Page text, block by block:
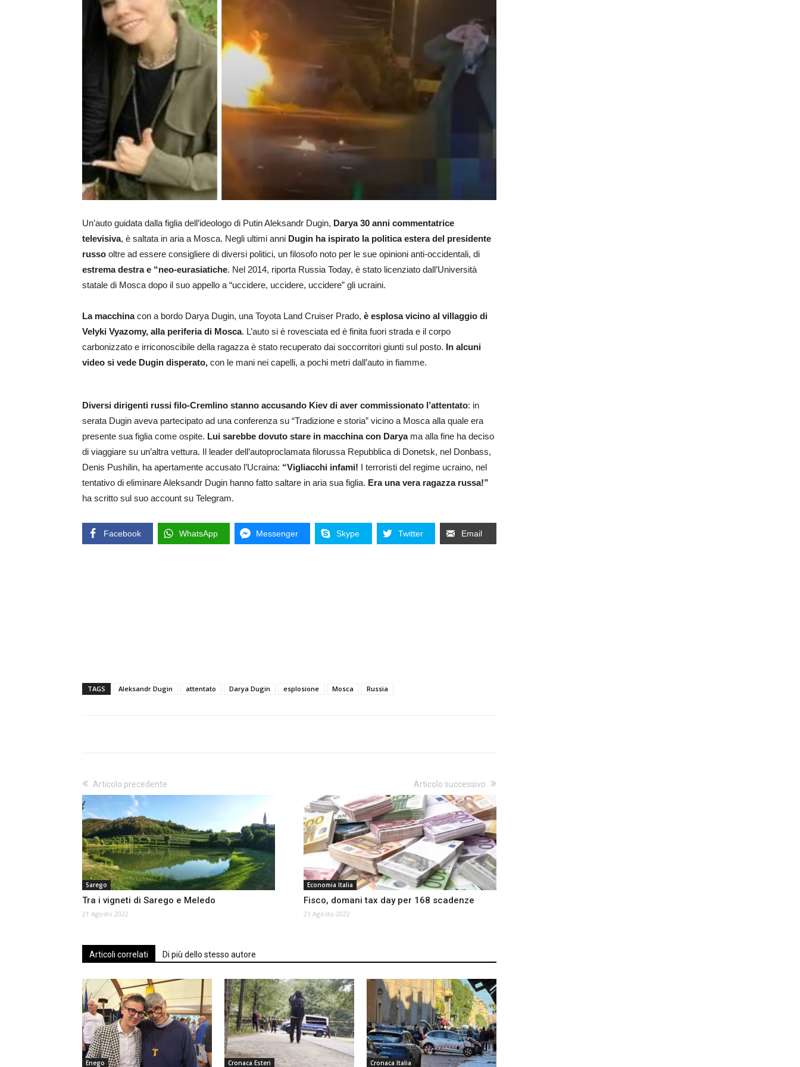
Un’auto guidata dalla figlia dell’ideologo di Putin Aleksandr Dugin, Darya 30 anni commentatrice
televisiva, è saltata in aria a Mosca. Negli ultimi anni Dugin ha ispirato la politica estera del presidente
russo oltre ad essere consigliere di diversi politici, un filosofo noto per le sue opinioni anti-occidentali, di
estrema destra e “neo-eurasiatiche. Nel 2014, riporta Russia Today, è stato licenziato dall’Università
statale di Mosca dopo il suo appello a “uccidere, uccidere, uccidere” gli ucraini.
La macchinacon a bordo Darya Dugin, una Toyota Land Cruiser Prado, è esplosa vicino al villaggio di
Velyki Vyazomy, alla periferia di Mosca. L’auto si è rovesciata ed è finita fuori strada e il corpo
carbonizzato e irriconoscibile della ragazza è stato recuperato dai soccorritori giunti sul posto. In alcuni
video si vede Dugin disperato, con le mani nei capelli, a pochi metri dall’auto in fiamme.
Diversi dirigenti russi filo-Cremlino stanno accusando Kiev di aver commissionato l’attentato: in
serata Dugin aveva partecipato ad una conferenza su “Tradizione e storia” vicino a Mosca alla quale era
presente sua figlia come ospite. Lui sarebbe dovuto stare in macchina con Daryama alla fine ha deciso
di viaggiare su un’altra vettura. Il leader dell’autoproclamata filorussa Repubblica di Donetsk, nel Donbass,
Denis Pushilin, ha apertamente accusato l’Ucraina: “Vigliacchi infami! I terroristi del regime ucraino, nel
tentativo di eliminare Aleksandr Dugin hanno fatto saltare in aria sua figlia. Era una vera ragazza russa!”
ha scritto sul suo account su Telegram.
Facebook WhatsApp Messenger Skype Twitter Email
TAGS Aleksandr Dugin attentato Darya Dugin esplosione Mosca Russia
Articolo precedente
Sarego
Tra i vigneti di Sarego e Meledo
21 Agosto 2022
Articolo successivo
Economia Italia
Fisco, domani tax day per 168 scadenze
21 Agosto 2022
Articoli correlati Di più dello stesso autore
Enego Cronaca Esteri Cronaca Italia